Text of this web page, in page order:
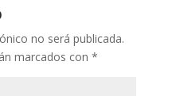
no será publicada.
marcados con *